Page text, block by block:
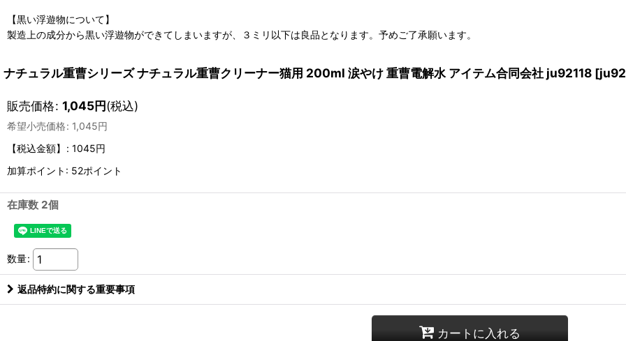
【黒い浮遊物について】
製造上の成分から黒い浮遊物ができてしまいますが、３ミリ以下は良品となります。予めご了承願います。
ナチュラル重曹シリーズ ナチュラル重曹クリーナー猫用 200ml 涙やけ 重曹電解水 アイテム合同会社 ju92118 [
販売価格: 1,045円(税込)
希望小売価格: 1,045円
【税込金額】
: 1045円
加算ポイント: 52ポイント
在庫数 2個
数量:
返品特約に関する重要事項
カートに入れる